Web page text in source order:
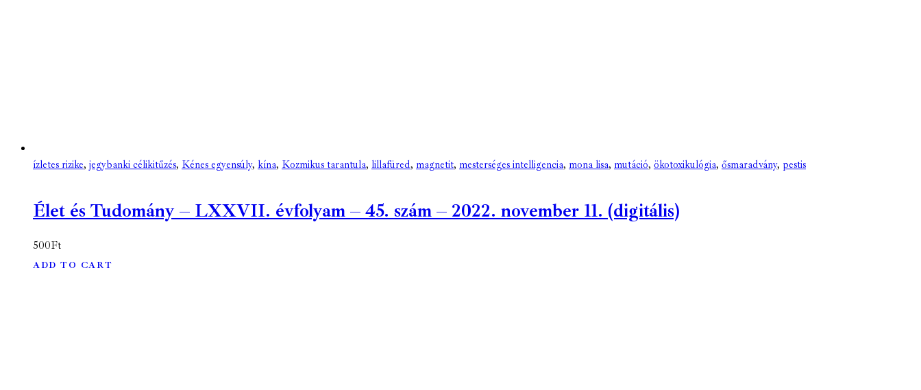
ízletes rizike, jegybanki célikitűzés, Kénes egyensúly, kína, Kozmikus tarantula, lillafüred, magnetit, mesterséges intelligencia, mona lisa, mutáció, ökotoxikulógia, ősmaradvány, pestis
Élet és Tudomány – LXXVII. évfolyam – 45. szám – 2022. november 11. (digitális)
500Ft
ADD TO CART